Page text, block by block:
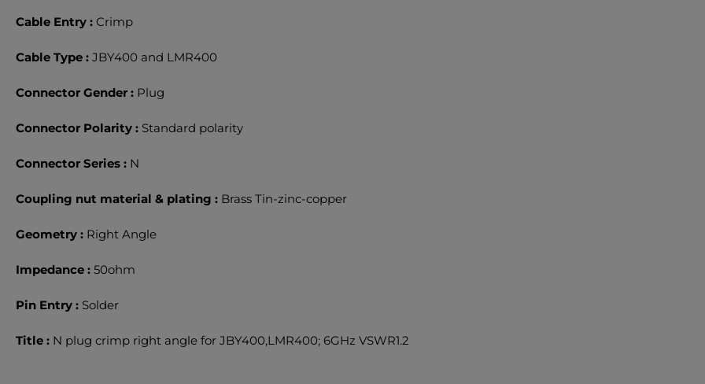
Cable Entry : Crimp
Cable Type : JBY400 and LMR400
Connector Gender : Plug
Connector Polarity : Standard polarity
Connector Series : N
Coupling nut material & plating : Brass Tin-zinc-copper
Geometry : Right Angle
Impedance : 50ohm
Pin Entry : Solder
Title : N plug crimp right angle for JBY400,LMR400; 6GHz VSWR1.2